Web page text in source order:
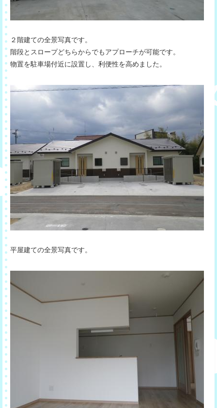
２階建ての全景写真です。
階段とスロープどちらからでもアプローチが可能です。
物置を駐車場付近に設置し、利便性を高めました。
平屋建ての全景写真です。